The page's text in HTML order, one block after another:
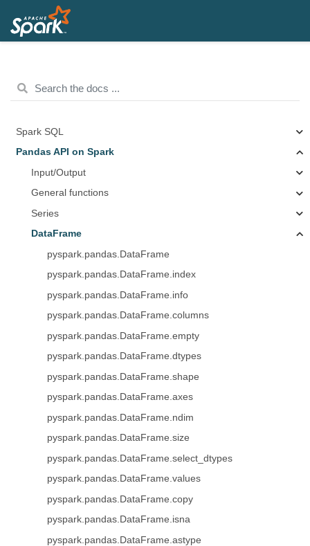
Spark SQL
Pandas API on Spark
Input/Output
General functions
Series
DataFrame
pyspark.pandas.DataFrame
pyspark.pandas.DataFrame.index
pyspark.pandas.DataFrame.info
pyspark.pandas.DataFrame.columns
pyspark.pandas.DataFrame.empty
pyspark.pandas.DataFrame.dtypes
pyspark.pandas.DataFrame.shape
pyspark.pandas.DataFrame.axes
pyspark.pandas.DataFrame.ndim
pyspark.pandas.DataFrame.size
pyspark.pandas.DataFrame.select_dtypes
pyspark.pandas.DataFrame.values
pyspark.pandas.DataFrame.copy
pyspark.pandas.DataFrame.isna
pyspark.pandas.DataFrame.astype